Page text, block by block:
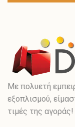
Με πολυετή
εξοπλισμού,
τιμές της αγοράς!